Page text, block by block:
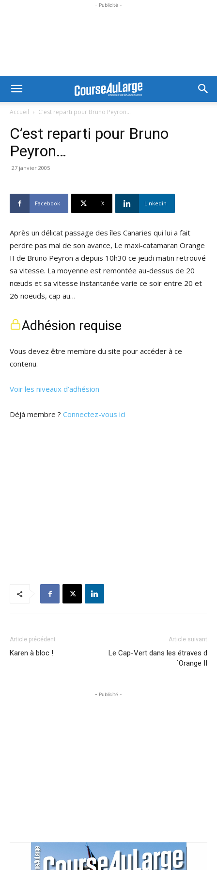
- Publicité -
Accueil C'est reparti pour Bruno Peyron...
C’est reparti pour Bruno
Peyron…
27 janvier 2005
Facebook X Linkedin
Après un délicat passage des îles Canaries qui lui a fait
perdre pas mal de son avance, Le maxi-catamaran Orange
II de Bruno Peyron a depuis 10h30 ce jeudi matin retrouvé
sa vitesse. La moyenne est remontée au-dessus de 20
nœuds et sa vitesse instantanée varie ce soir entre 20 et
26 noeuds, cap au…
Adhésion requise
Vous devez être membre du site pour accéder à ce
contenu.
Voir les niveaux d’adhésion
Déjà membre ? Connectez-vous ici
Article précédent
Karen à bloc !
Article suivant
Le Cap-Vert dans les étraves d
´Orange II
- Publicité -